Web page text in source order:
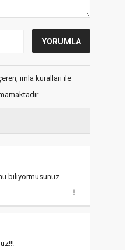
imla kuralları ile
biliyormusunuz